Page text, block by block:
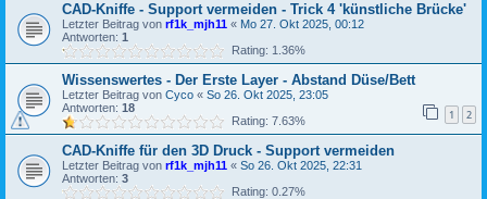
CAD-Kniffe - Support vermeiden - Trick 4 'künstliche Brücke'
Letzter Beitrag von rf1k_mjh11 « Mo 27. Okt 2025, 00:12
Antworten: 1
Rating: 1.36%
Wissenswertes - Der Erste Layer - Abstand Düse/Bett
Letzter Beitrag von Cyco « So 26. Okt 2025, 23:05
Antworten: 18 1 2
Rating: 7.63%
CAD-Kniffe für den 3D Druck - Support vermeiden
Letzter Beitrag von rf1k_mjh11 « So 26. Okt 2025, 22:31
Antworten: 3
Rating: 0.27%